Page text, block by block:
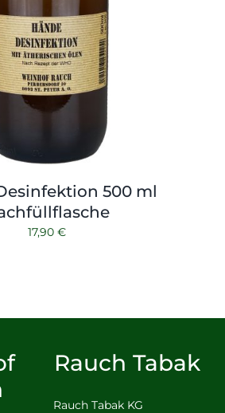
500 ml
17,90 €
Rauch Tabak
Rauch Tabak KG